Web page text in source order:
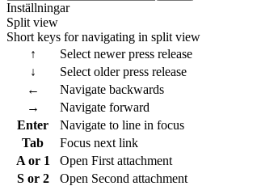
Inställningar
Split view
Short keys for navigating in split view
↑
Select newer press release
↓
Select older press release
←
Navigate backwards
→
Navigate forward
Enter
Navigate to line in focus
Tab
Focus next link
A or 1
Open First attachment
S or 2
Open Second attachment